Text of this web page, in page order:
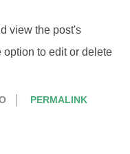
view the post's
to edit or delete
PERMALINK